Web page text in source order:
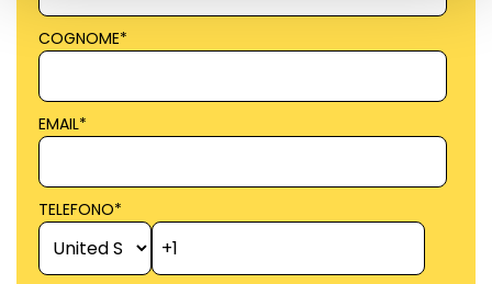
COGNOME*
EMAIL*
TELEFONO*